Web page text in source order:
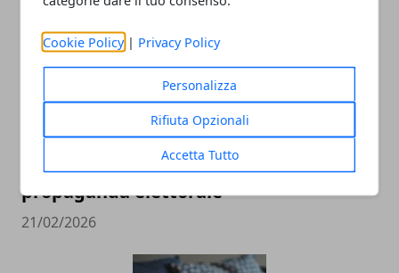
Cookie Policy | Privacy Policy
Personalizza
Rifiuta Opzionali
Accetta Tutto
Referendum costituzionale 22-23 marzo
2026: definiti gli spazi per la
propaganda elettorale
21/02/2026